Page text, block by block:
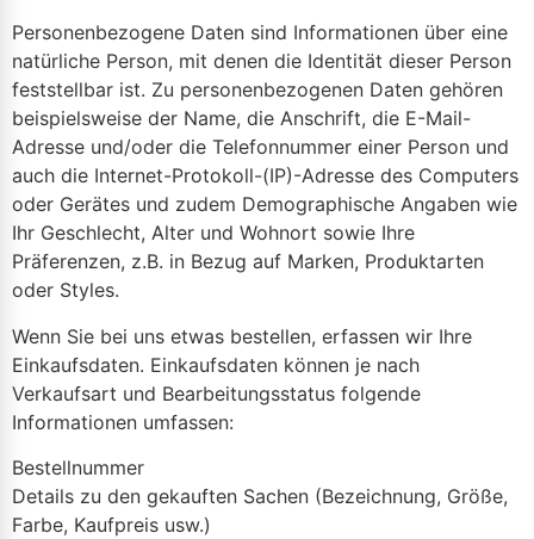
Personenbezogene Daten sind Informationen über eine
natürliche Person, mit denen die Identität dieser Person
feststellbar ist. Zu personenbezogenen Daten gehören
beispielsweise der Name, die Anschrift, die E-Mail-
Adresse und/oder die Telefonnummer einer Person und
auch die Internet-Protokoll-(IP)-Adresse des Computers
oder Gerätes und zudem Demographische Angaben wie
Ihr Geschlecht, Alter und Wohnort sowie Ihre
Präferenzen, z.B. in Bezug auf Marken, Produktarten
oder Styles.
Wenn Sie bei uns etwas bestellen, erfassen wir Ihre
Einkaufsdaten. Einkaufsdaten können je nach
Verkaufsart und Bearbeitungsstatus folgende
Informationen umfassen:
Bestellnummer
Details zu den gekauften Sachen (Bezeichnung, Größe,
Farbe, Kaufpreis usw.)